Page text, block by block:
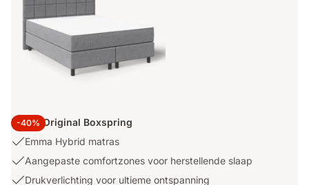
-40%
Emma Original Boxspring
USP
Emma
Hybrid
Emma Hybrid matras
USPAangepaste comfortzones voor herstellende slaap
USPDrukverlichting voor ultieme ontspanning